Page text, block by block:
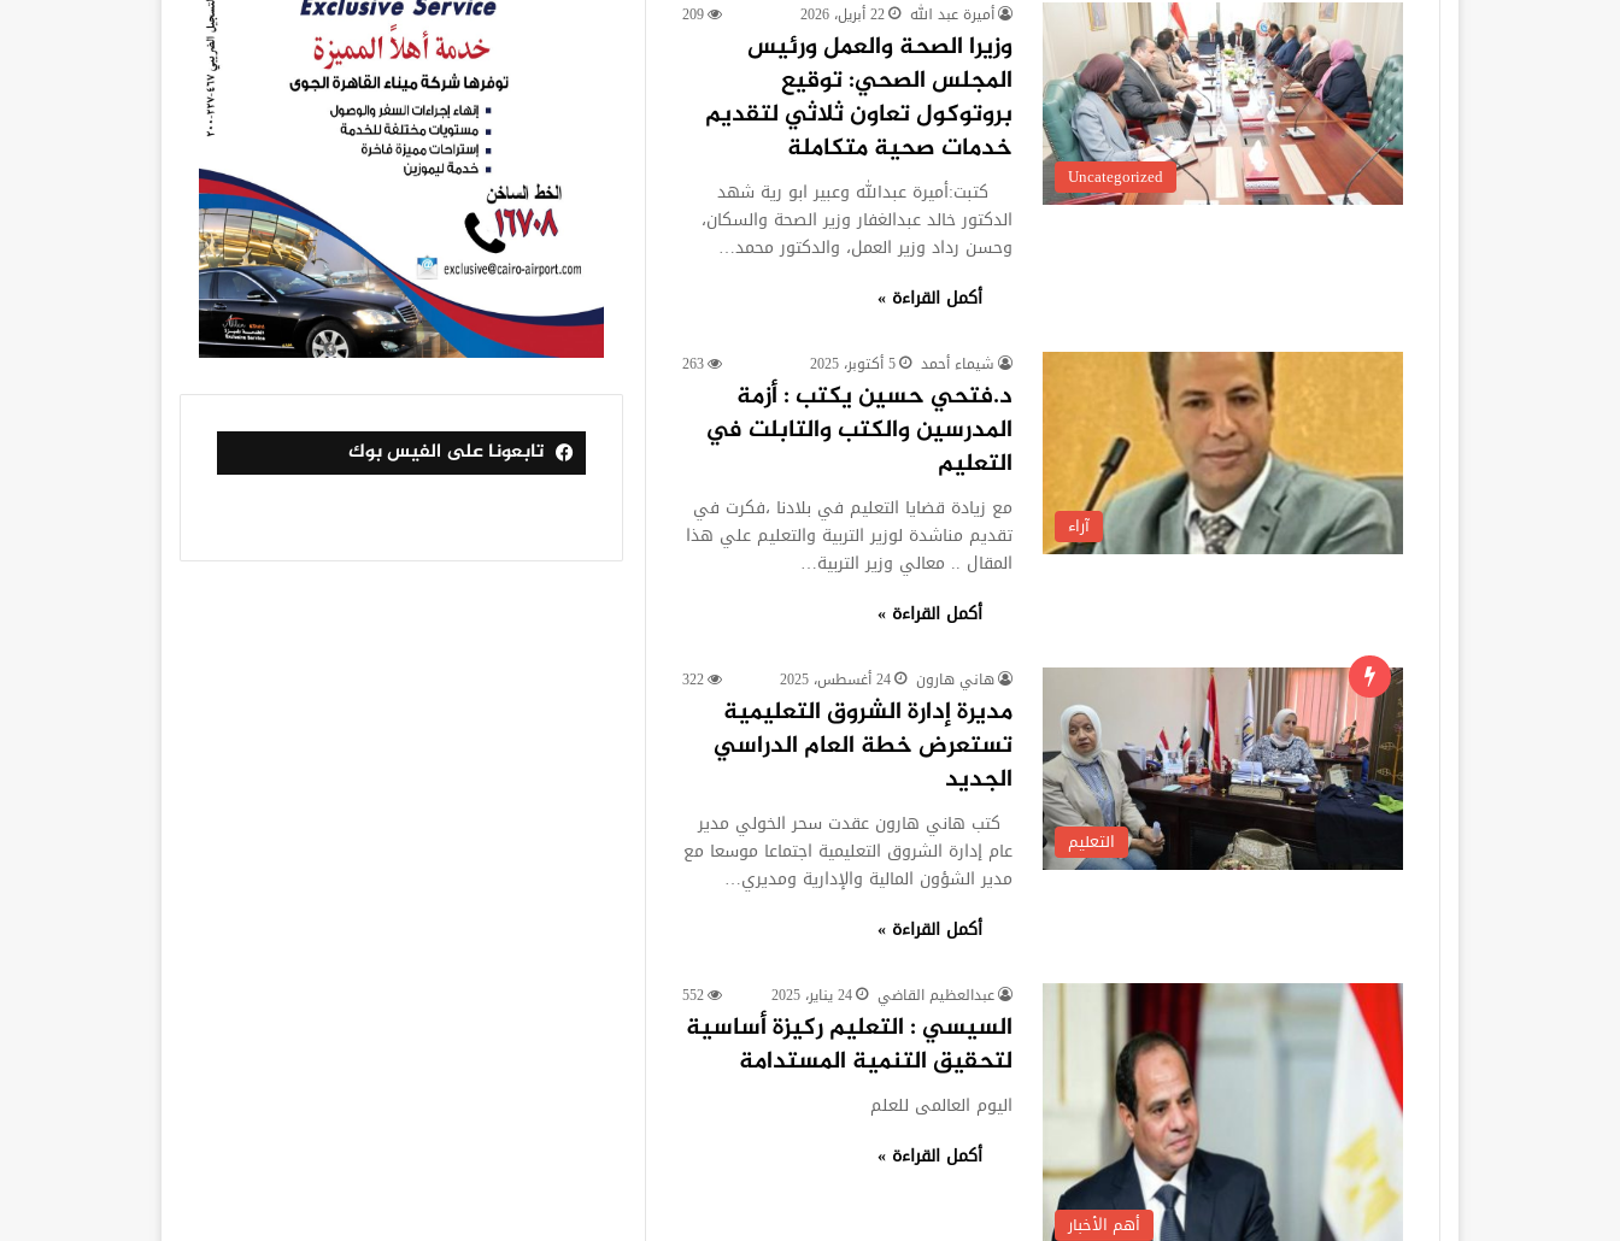
Uncategorized
أميرة عبد الله 22 أبريل، 2026 209
وزيرا الصحة والعمل ورئيس
المجلس الصحي: توقيع
بروتوكول تعاون ثلاثي لتقديم
خدمات صحية متكاملة
كتبت:أميرة عبدالله وعبير ابو رية شهد
الدكتور خالد عبدالغفار وزير الصحة والسكان،
وحسن رداد وزير العمل، والدكتور محمد…
أكمل القراءة »
آراء
شيماء أحمد 5 أكتوبر، 2025 263
د.فتحي حسين يكتب : أزمة
المدرسين والكتب والتابلت في
التعليم
مع زيادة قضايا التعليم في بلادنا ،فكرت في
تقديم مناشدة لوزير التربية والتعليم علي هذا
المقال .. معالي وزير التربية…
أكمل القراءة »
التعليم
هاني هارون 24 أغسطس، 2025 322
مديرة إدارة الشروق التعليمية
تستعرض خطة العام الدراسي
الجديد
كتب هاني هارون عقدت سحر الخولي مدير
عام إدارة الشروق التعليمية اجتماعا موسعا مع
مدير الشؤون المالية والإدارية ومديري…
أكمل القراءة »
أهم الأخبار
عبدالعظيم القاضي 24 يناير، 2025 552
السيسي : التعليم ركيزة أساسية
لتحقيق التنمية المستدامة
اليوم العالمى للعلم
أكمل القراءة »
تابعونا على الفيس بوك